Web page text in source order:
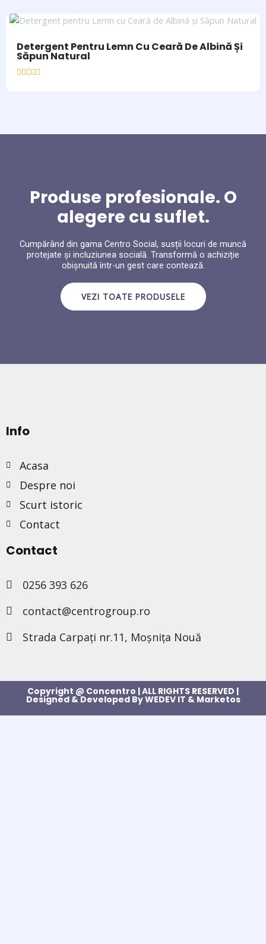
of
5
Detergent Pentru Lemn Cu Ceară De Albină Și
Săpun Natural
Produse profesionale. O
alegere cu suflet.
Cumpărând din gama Centro Social, susții locuri de muncă
protejate și incluziunea socială. Transformă o achiziție
obișnuită într-un gest care contează.
VEZI TOATE PRODUSELE
Info
Acasa
Despre noi
Scurt istoric
Contact
Contact
0256 393 626
contact@centrogroup.ro
Strada Carpați nr.11, Moșnița Nouă
Copyright @ Concentro | ALL RIGHTS RESERVED |
Designed & Developed ByWEDEV IT & Marketos